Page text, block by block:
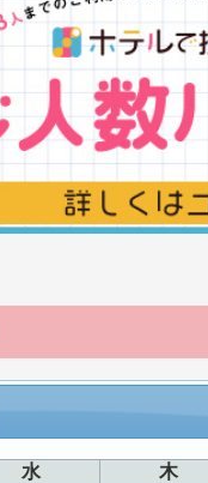
水 木